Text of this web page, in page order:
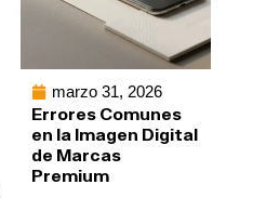
marzo 31, 2026
Errores Comunes
en la Imagen Digital
de Marcas
Premium